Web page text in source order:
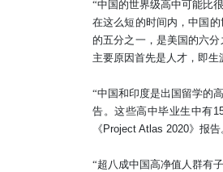
“中国的世界级高中可能比
在这么短的时间内，中国
的五分之一，是美国的六
主要原因首先是人才，即
“中国和印度是出国留学的
告。这些高中毕业生中有
《 Project Atlas 2020》报告
“超八成中国高净值人群有